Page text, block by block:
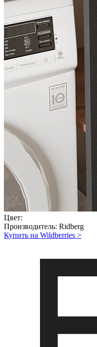
Цвет:
Производитель: Ridberg
Купить на Wildberries >